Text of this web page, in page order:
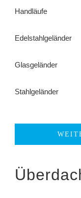
Handläufe
Edelstahlgeländer
Glasgeländer
Stahlgeländer